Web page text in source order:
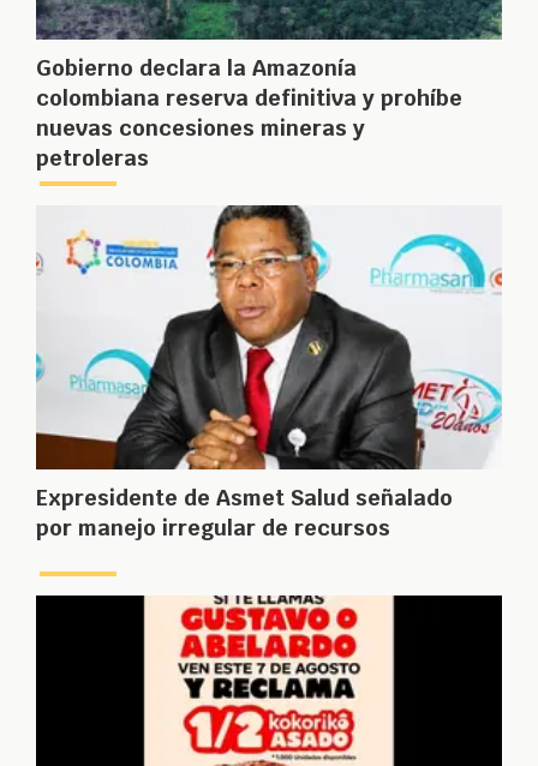
Gobierno declara la Amazonía
colombiana reserva definitiva y prohíbe
nuevas concesiones mineras y
petroleras
Expresidente de Asmet Salud señalado
por manejo irregular de recursos